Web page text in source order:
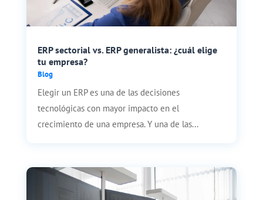
ERP sectorial vs. ERP generalista: ¿cuál elige
tu empresa?
Blog
Elegir un ERP es una de las decisiones
tecnológicas con mayor impacto en el
crecimiento de una empresa. Y una de las...